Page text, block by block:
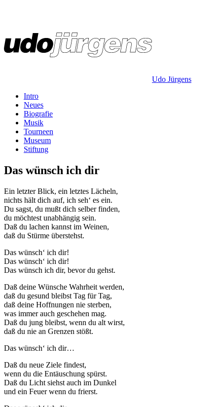
Udo Jürgens
Intro
Neues
Biografie
Musik
Tourneen
Museum
Stiftung
Das wünsch ich dir
Ein letzter Blick, ein letztes Lächeln,
nichts hält dich auf, ich seh‘ es ein.
Du sagst, du mußt dich selber finden,
du möchtest unabhängig sein.
Daß du lachen kannst im Weinen,
daß du Stürme überstehst.
Das wünsch‘ ich dir!
Das wünsch‘ ich dir!
Das wünsch ich dir, bevor du gehst.
Daß deine Wünsche Wahrheit werden,
daß du gesund bleibst Tag für Tag,
daß deine Hoffnungen nie sterben,
was immer auch geschehen mag.
Daß du jung bleibst, wenn du alt wirst,
daß du nie an Grenzen stößt.
Das wünsch‘ ich dir…
Daß du neue Ziele findest,
wenn du die Entäuschung spürst.
Daß du Licht siehst auch im Dunkel
und ein Feuer wenn du frierst.